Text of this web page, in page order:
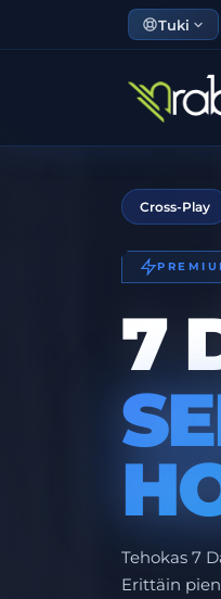
Tuki
Cross-Play
7
Tehokas 7
Erittäin